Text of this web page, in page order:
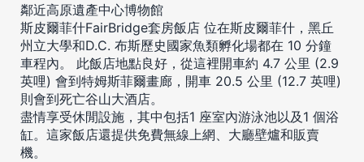
鄰近高原遺產中心博物館
斯皮爾菲什FairBridge套房飯店 位在斯皮爾菲什，黑丘
州立大學和D.C. 布斯歷史國家魚類孵化場都在 10 分鐘
車程內。 此飯店地點良好，從這裡開車約 4.7 公里 (2.9
英哩) 會到特姆斯菲爾畫廊，開車 20.5 公里 (12.7 英哩)
則會到死亡谷山大酒店。
盡情享受休閒設施，其中包括1 座室內游泳池以及1 個浴
缸。這家飯店還提供免費無線上網、大廳壁爐和販賣
機。